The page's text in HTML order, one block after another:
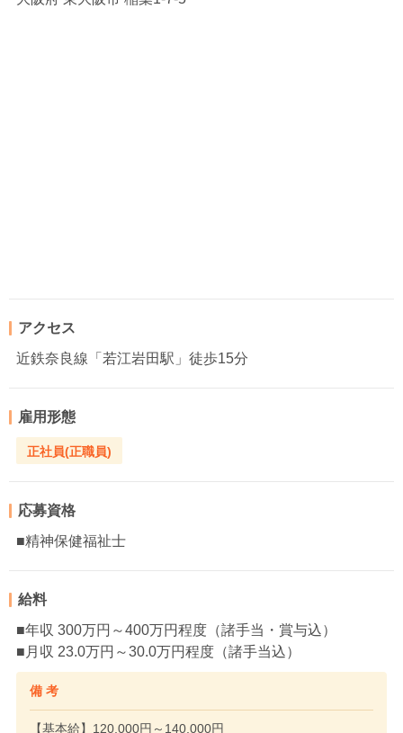
アクセス
近鉄奈良線「若江岩田駅」徒歩15分
雇用形態
正社員(正職員)
応募資格
■精神保健福祉士
給料
■年収 300万円～400万円程度（諸手当・賞与込）
■月収 23.0万円～30.0万円程度（諸手当込）
備 考
【基本給】120,000円～140,000円